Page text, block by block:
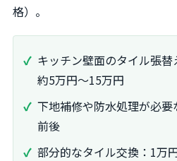
格）。
キッチン壁面のタイル張替
約5万円～15万円
下地補修や防水処理が必
前後
部分的なタイル交換：1万